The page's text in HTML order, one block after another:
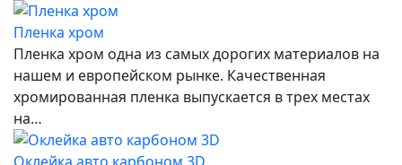
Пленка хром
Пленка хром одна из самых дорогих материалов на
нашем и европейском рынке. Качественная
хромированная пленка выпускается в трех местах
на…